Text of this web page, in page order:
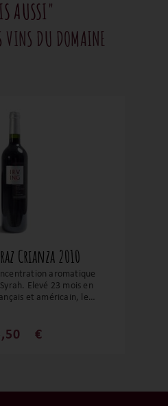
AUSSI"
VINS DU DOMAINE
Crianza 2010
aromatique
Elevé 23 mois en
et américain, les
C’est un vin puissant
€